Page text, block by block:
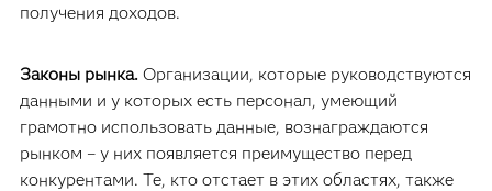
получения доходов.
Законы рынка.Организации, которые руководствуются
данными и у которых есть персонал, умеющий
грамотно использовать данные, вознаграждаются
рынком – у них появляется преимущество перед
конкурентами. Те, кто отстает в этих областях, также